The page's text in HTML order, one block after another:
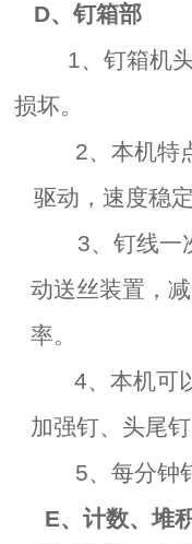
D、钉箱部
1、钉箱机
损坏。
2、本机特
驱动，速度稳
3、钉线一
动送丝装置，
率。
4、本机可
加强钉、头尾
5、每分钟
E、计数、堆